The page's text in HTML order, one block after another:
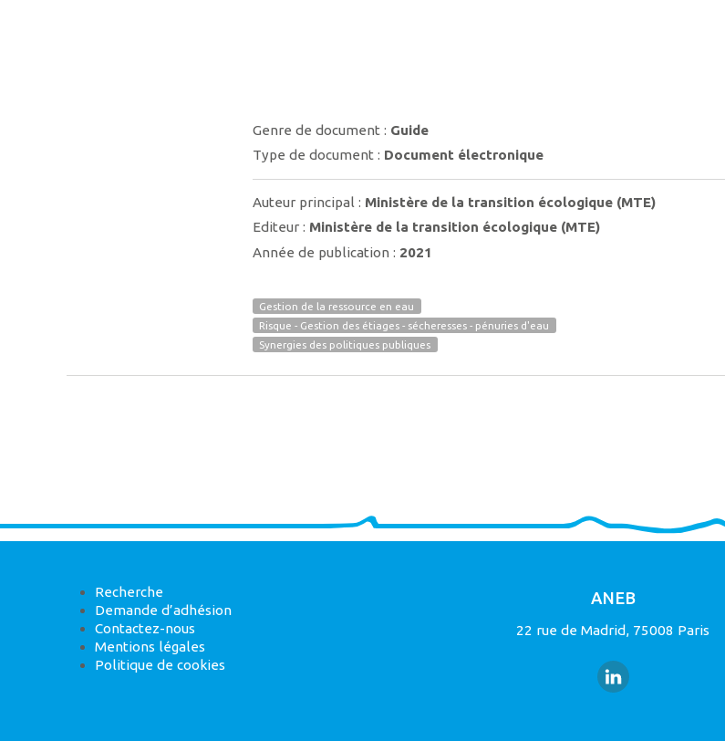
Genre de document : Guide
Type de document : Document électronique
Auteur principal : Ministère de la transition écologique (MTE)
Editeur : Ministère de la transition écologique (MTE)
Année de publication : 2021
Gestion de la ressource en eau
Risque - Gestion des étiages - sécheresses - pénuries d'eau
Synergies des politiques publiques
Recherche
Demande d’adhésion
Contactez-nous
Mentions légales
Politique de cookies
ANEB
22 rue de Madrid, 75008 Paris